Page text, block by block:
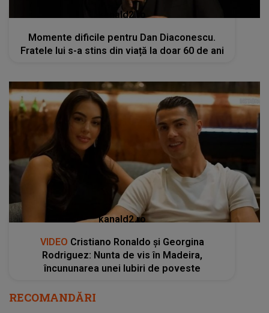
kanald2.ro
Momente dificile pentru Dan Diaconescu.
Fratele lui s-a stins din viață la doar 60 de ani
kanald2.ro
VIDEO Cristiano Ronaldo și Georgina
Rodriguez: Nunta de vis în Madeira,
încununarea unei Iubiri de poveste
RECOMANDĂRI